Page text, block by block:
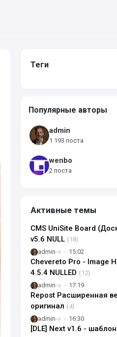
Теги
Популярные авторы
admin
1 193 поста
wenbo
2 поста
Активные темы
CMS UniSite Board
v5.6 NULL (18)
admin
15:02
Chevereto Pro - Image
4.5.4 NULLED (12)
admin
17:19
Repost Расширенная
оригинал (4)
admin
16:30
[DLE] Next v1.6 -